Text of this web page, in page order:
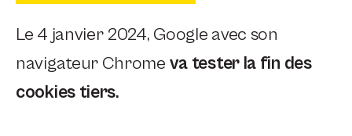
Le 4 janvier 2024, Google avec son
navigateur Chrome va tester la fin des
cookies tiers.